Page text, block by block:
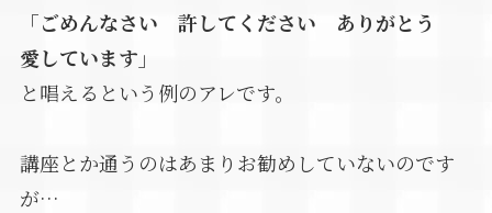
「ごめんなさい 許してください ありがとう
愛しています」
と唱えるという例のアレです。
講座とか通うのはあまりお勧めしていないのです
が…